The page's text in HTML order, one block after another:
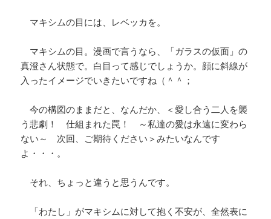
マキシムの目には、レベッカを。
マキシムの目。漫画で言うなら、「ガラスの仮面」の
真澄さん状態で。白目って感じでしょうか。顔に斜線が
入ったイメージでいきたいですね（＾＾；
今の構図のままだと、なんだか、＜愛し合う二人を襲
う悲劇！ 仕組まれた罠！ ～私達の愛は永遠に変わら
ない～ 次回、ご期待ください＞みたいなんです
よ・・・。
それ、ちょっと違うと思うんです。
「わたし」がマキシムに対して抱く不安が、全然表に